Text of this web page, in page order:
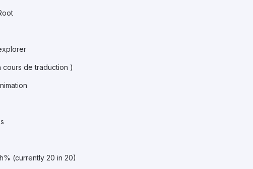
cours de traduction )
(currently 20 in 20)